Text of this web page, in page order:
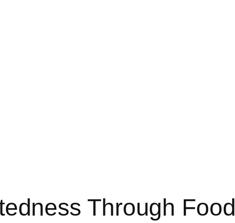
Through Food